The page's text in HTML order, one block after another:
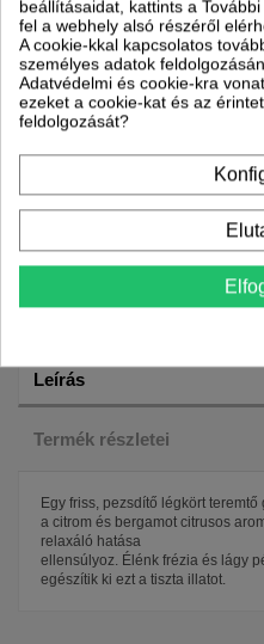
Szállítással
Partnereink
Leírás
Termék részletei
Egy friss, pezsdítő légkört
a citrom és bergamot citrusos
relaxáló hatása
ellensúlyoz. Élénk frézia és lágy
egészítik ki ezt a tiszta illatot.
beállításaidat, kattints a
fel a webhely alsó részéről
A cookie-kkal kapcsolatos
személyes adatok
Adatvédelmi és cookie-kra
ezeket a cookie-kat és az
feldolgozását?